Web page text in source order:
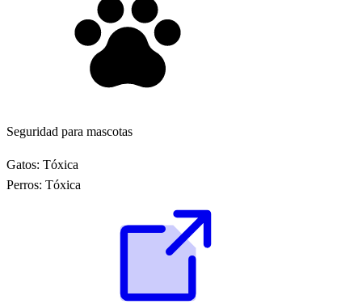
Seguridad para mascotas
Gatos: Tóxica
Perros: Tóxica